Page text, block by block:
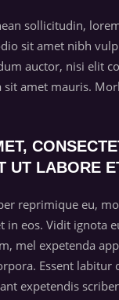
sollicitudin,
sit amet nibh
auctor, nisi elit
amet mauris.
UT LABORE
reprimique eu,
eos. Vidit ignota
mel expetenda
Essent
expetendis